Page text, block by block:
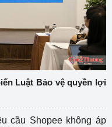
Luật Bảo vệ quyền lợi
cầu Shopee không áp